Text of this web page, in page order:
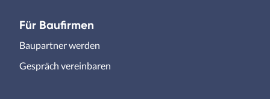
Für Baufirmen
Baupartner werden
Gespräch vereinbaren